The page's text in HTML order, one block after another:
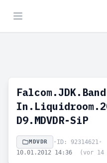
D9.MDVDR-SiP
MDVDR • ID: 92314621•
10.01.2012 14:36
(vor 14